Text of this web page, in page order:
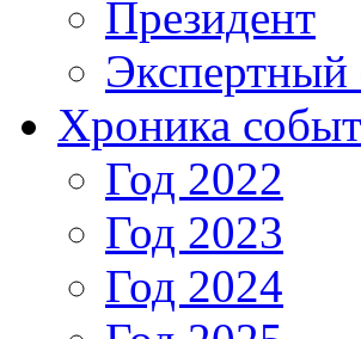
Президент
Экспертный
Хроника
Год 2022
Год 2023
Год 2024